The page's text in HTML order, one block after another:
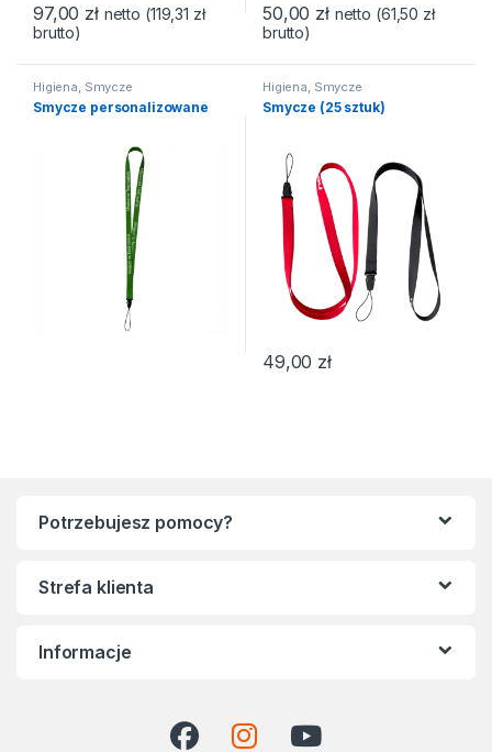
97,00 zł netto (119,31 zł
brutto)
50,00 zł netto (61,50 zł
brutto)
Higiena, Smycze
Smycze personalizowane
Higiena, Smycze
Smycze (25 sztuk)
49,00 zł
Potrzebujesz pomocy?
Strefa klienta
Informacje